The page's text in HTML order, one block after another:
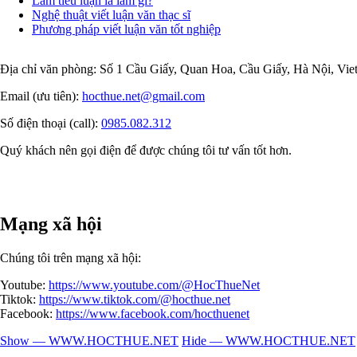
Nghệ thuật viết luận văn thạc sĩ
Phương pháp viết luận văn tốt nghiệp
Địa chỉ văn phòng: Số 1 Cầu Giấy, Quan Hoa, Cầu Giấy, Hà Nội,
Email (ưu tiên): hocthue.net@gmail.com
Số điện thoại (call): 0985.082.312
Quý khách nên gọi điện để được chúng tôi tư vấn tốt hơn.
Mạng xã hội
Chúng tôi trên mạng xã hội:
Youtube: https://www.youtube.com/@HocThueNet
Tiktok: https://www.tiktok.com/@hocthue.net
Facebook: https://www.facebook.com/hocthuenet
Show — WWW.HOCTHUE.NET Hide — WWW.HOCTHUE.NET